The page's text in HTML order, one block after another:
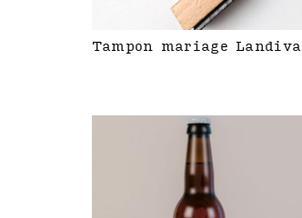
Tampon mariage Landiva